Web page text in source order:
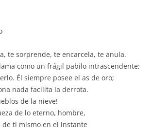
te sorprende, te encarcela, te anula.
como un frágil pabilo intrascendente;
Él siempre posee el as de oro;
nada facilita la derrota.
de la nieve!
de lo eterno, hombre,
de ti mismo en el instante